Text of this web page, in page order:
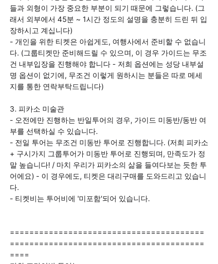
들과 외형이 가장 중요한 부분이 되기 때문에 그렇습니다. (그
래서 외부에서 45분 ~ 1시간 정도의 설명을 충분히 드린 뒤 입
장하시고 계십니다)
- 개인을 위한 티켓은 아쉽게도, 여행사에서 준비할 수 없습니
다. (그룹티켓만 준비해드릴 수 있으며, 이 경우 가이드는 무조
건 내부입장을 진행해야 합니다 - 저희 옵션에는 성당 내부설
명 옵션이 없기에, 무조건 이렇게 원하시는 분들은 따로 메세
지를 통한 연락부탁드립니다)
3. 피카소 미술관
- 오전에만 진행하는 반일투어의 경우, 가이드 미동반/동반 여
부를 선택하실 수 있습니다.
- 전일 투어는 무조건 미동반 투어로 진행합니다. (저희 피카소
+ 구시가지 그룹투어가 미동반 투어로 진행되며, 만족도가 정
말 높습니다! / 마치 우리가 피카소의 삶을 들여다보는 듯한 투
어에요) - 이 경우에도, 티켓은 대리구매를 도와드리고 있습니
다.
- 티켓비는 투어비에 '미포함'되어 있습니다.
========================================
========================================
====